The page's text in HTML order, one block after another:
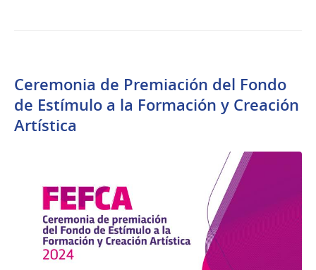
Ceremonia de Premiación del Fondo
de Estímulo a la Formación y Creación
Artística